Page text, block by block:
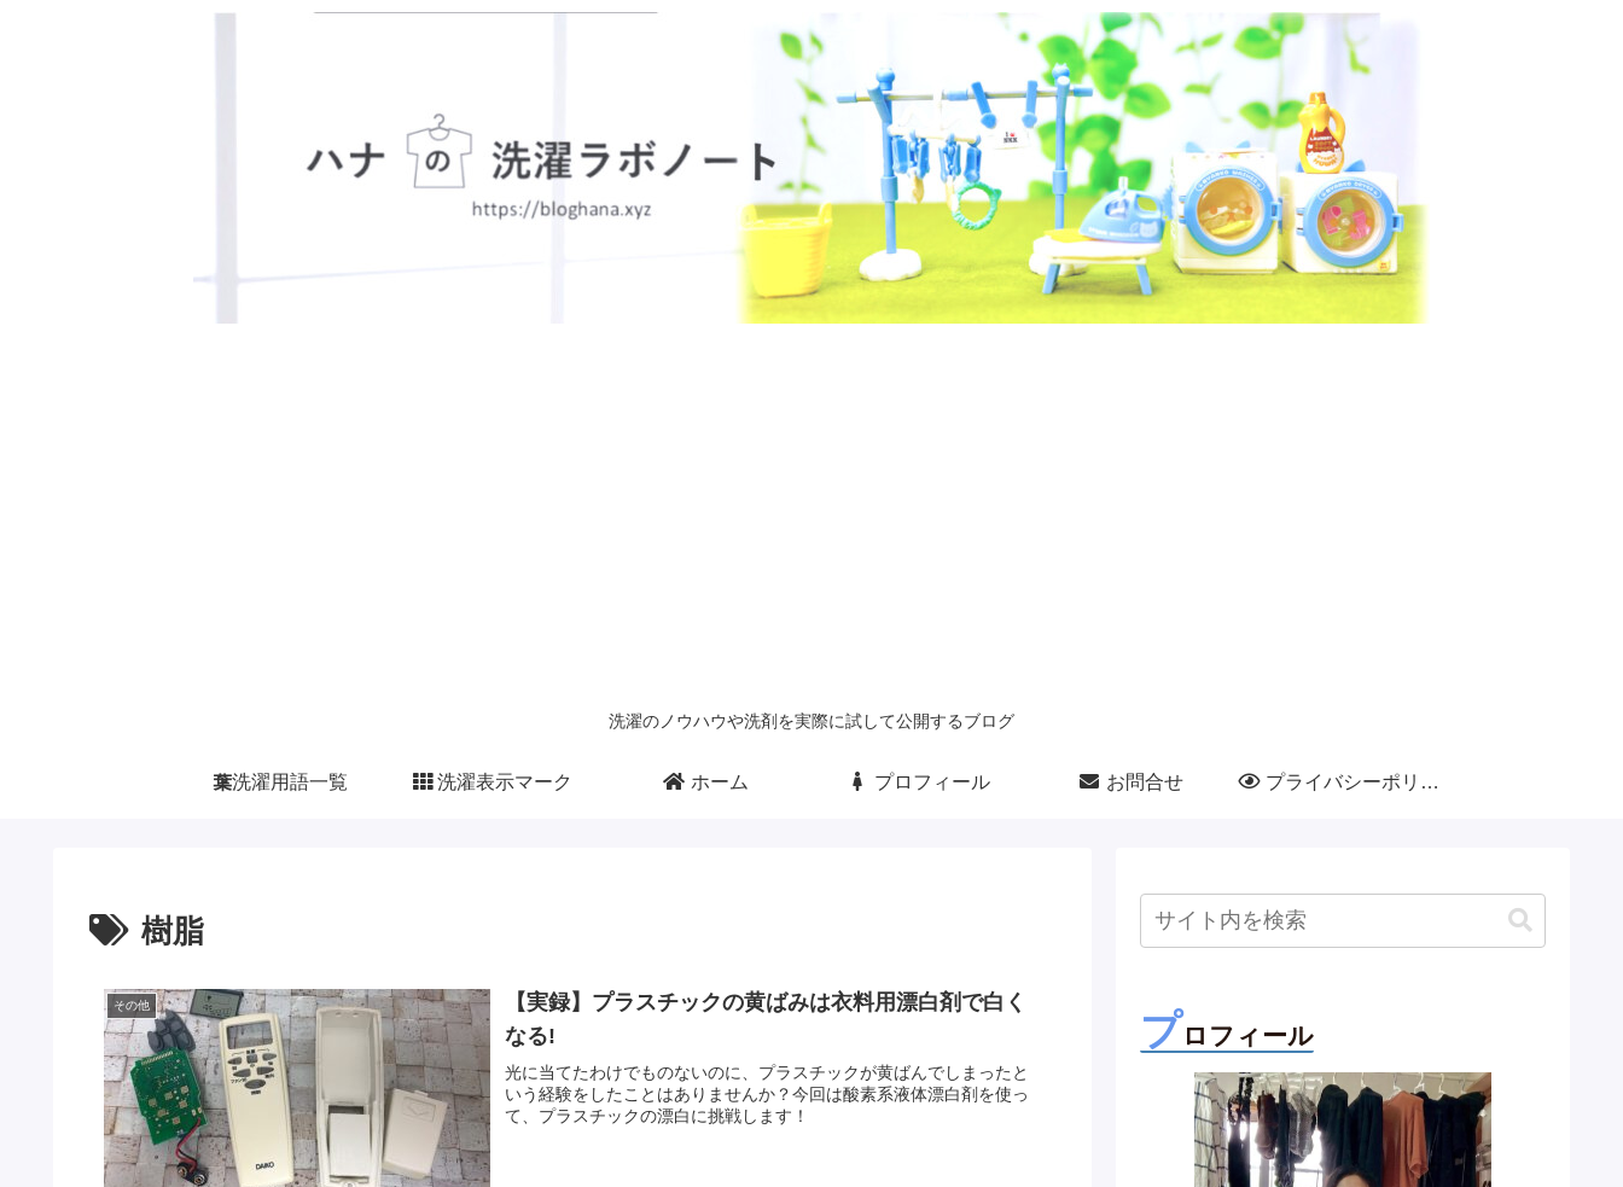
洗濯のノウハウや洗剤を実際に試して公開するブログ
洗濯用語一覧 洗濯表示マーク ホーム プロフィール お問合せ プライバシーポリシー
樹脂
その他
【実録】プラスチックの黄ばみは衣料用漂白剤で白く
なる!
光に当てたわけでものないのに、プラスチックが黄ばんでしまったと
いう経験をしたことはありませんか？今回は酸素系液体漂白剤を使っ
て、プラスチックの漂白に挑戦します！
プロフィール